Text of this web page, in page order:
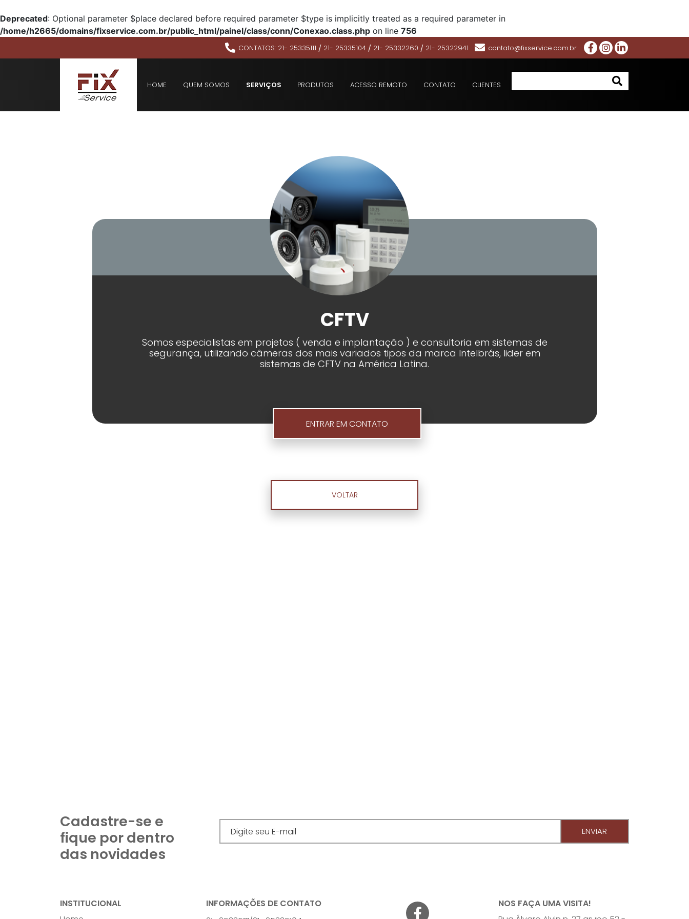
Deprecated: Optional parameter $place declared before required parameter $type is implicitly treated as a required parameter in
/home/h2665/domains/fixservice.com.br/public_html/painel/class/conn/Conexao.class.php on line 756
CONTATOS: 21- 25335111 / 21- 25335104 / 21- 25332260 / 21- 25322941 contato@fixservice.com.br
HOME QUEM SOMOS SERVIÇOS PRODUTOS ACESSO REMOTO CONTATO CLIENTES
CFTV
Somos especialistas em projetos ( venda e implantação ) e consultoria em sistemas de
segurança, utilizando câmeras dos mais variados tipos da marca Intelbrás, lider em
sistemas de CFTV na América Latina.
ENTRAR EM CONTATO
VOLTAR
Cadastre-se e
fique por dentro
das novidades
ENVIAR
INSTITUCIONAL
INFORMAÇÕES DE CONTATO
NOS FAÇA UMA VISITA!